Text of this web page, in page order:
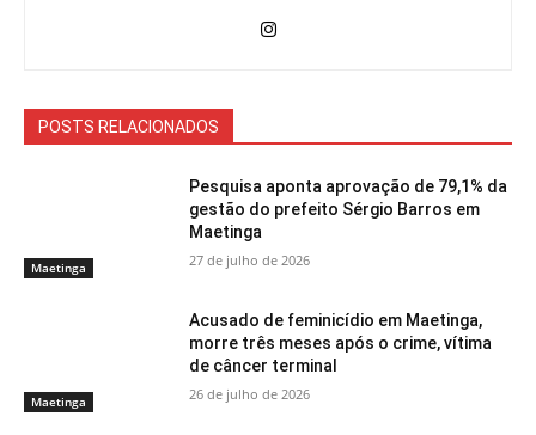
POSTS RELACIONADOS
Maetinga
Pesquisa aponta aprovação de 79,1% da
gestão do prefeito Sérgio Barros em
Maetinga
27 de julho de 2026
Maetinga
Acusado de feminicídio em Maetinga,
morre três meses após o crime, vítima
de câncer terminal
26 de julho de 2026